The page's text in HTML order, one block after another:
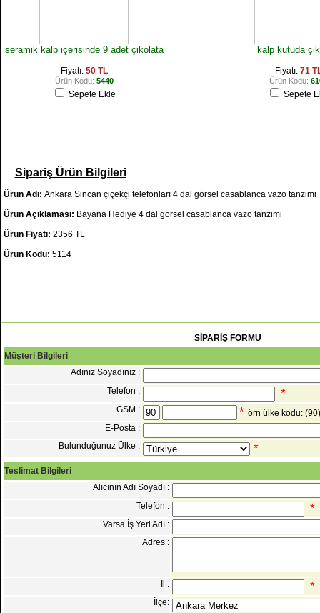
seramik kalp içerisinde 9 adet çikolata
Fiyatı: 50 TL
Ürün Kodu: 5440
Sepete Ekle
kalp kutuda
Fiyatı: 71
Ürün Kodu:
Sepete
Sipariş Ürün Bilgileri
Ürün Adı: Ankara Sincan çiçekçi telefonları 4 dal görsel casablanca vazo tanzimi
Ürün Açıklaması: Bayana Hediye 4 dal görsel casablanca vazo tanzimi
Ürün Fiyatı: 2356 TL
Ürün Kodu: 5114
SİPARİŞ FORMU
Müşteri Bilgileri
Adınız Soyadınız :
Telefon :
*
GSM : * örn ülke kodu:
E-Posta :
Bulunduğunuz Ülke :
*
Teslimat Bilgileri
Alıcının Adı Soyadı :
Telefon :
*
Varsa İş Yeri Adı :
Adres :
İl : *
İlçe: